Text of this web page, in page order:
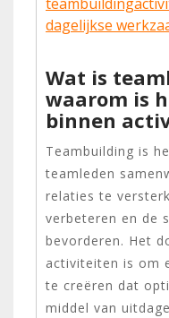
dagelijkse
Wat is
waarom is
binnen
Teambuilding is
teamleden
relaties te
verbeteren en de
bevorderen. Het
activiteiten is om
te creëren dat
middel van